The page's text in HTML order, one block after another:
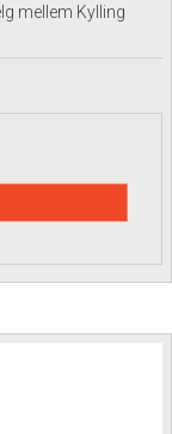
mellem Kylling